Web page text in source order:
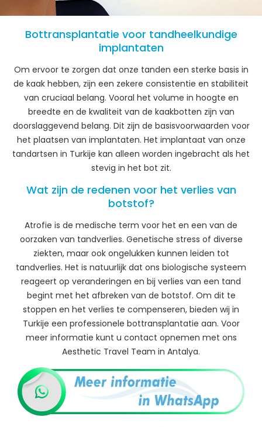
Bottransplantatie voor tandheelkundige
implantaten
Om ervoor te zorgen dat onze tanden een sterke basis in
de kaak hebben, zijn een zekere consistentie en stabiliteit
van cruciaal belang. Vooral het volume in hoogte en
breedte en de kwaliteit van de kaakbotten zijn van
doorslaggevend belang. Dit zijn de basisvoorwaarden voor
het plaatsen van implantaten. Het implantaat van onze
tandartsen in Turkije kan alleen worden ingebracht als het
stevig in het bot zit.
Wat zijn de redenen voor het verlies van
botstof?
Atrofie is de medische term voor het en een van de
oorzaken van tandverlies. Genetische stress of diverse
ziekten, maar ook ongelukken kunnen leiden tot
tandverlies. Het is natuurlijk dat ons biologische systeem
reageert op veranderingen en bij verlies van een tand
begint met het afbreken van de botstof. Om dit te
stoppen en het verlies te compenseren, bieden wij in
Turkije een professionele bottransplantatie aan. Voor
meer informatie kunt u contact opnemen met ons
Aesthetic Travel Team in Antalya.